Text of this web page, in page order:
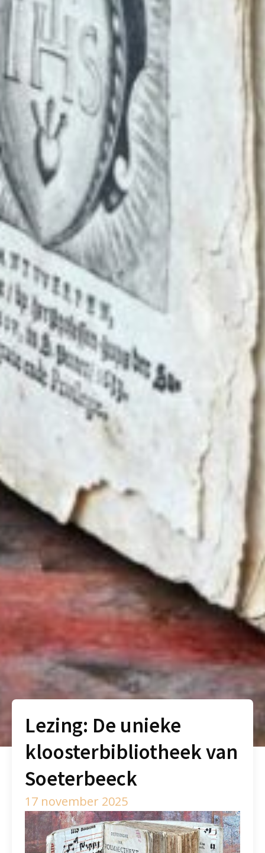
Lezing: De unieke
kloosterbibliotheek van
Soeterbeeck
17 november 2025